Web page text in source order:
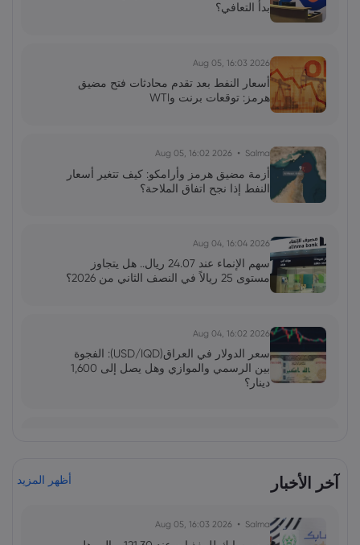
بدأ التعافي؟
2026 Aug 05, 16:03
أسعار النفط بعد تقدم محادثات فتح مضيق
هرمز: توقعات برنت وWTI
Salma
2026 Aug 05, 16:02
أزمة مضيق هرمز وأرامكو: كيف تتغير أسعار
النفط إذا نجح اتفاق الملاحة؟
2026 Aug 04, 16:04
سهم الإنماء عند 24.07 ريال.. هل يتجاوز
مستوى 25 ريالاً في النصف الثاني من 2026؟
2026 Aug 04, 16:02
سعر الدولار في العراق(USD/IQD): الفجوة
بين الرسمي والموازي وهل يصل إلى 1,600
دينار؟
توازن دقيق بين التضخم واستقرار السوق
2026 Jun 13, 00:00
آخر الأخبار أظهر المزيد
Salma
2026 Aug 05, 16:03